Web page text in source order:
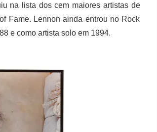
na lista dos cem maiores artistas de
Fame. Lennon ainda entrou no Rock
e como artista solo em 1994.